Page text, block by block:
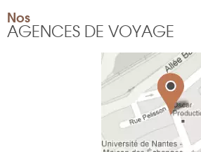
Nos
AGENCES DE VOYAGE